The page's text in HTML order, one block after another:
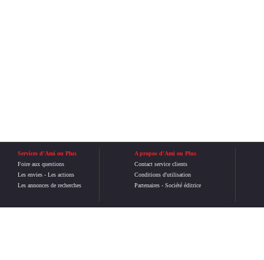
Services d'Ami ou Plus
Foire aux questions
Les envies - Les actions
Les annonces de recherches
A propos d'Ami ou Plus
Contact service clients
Conditions d'utilisation
Partenaires- Société éditrice